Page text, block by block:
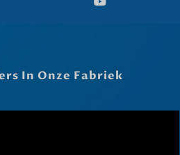
In Onze Fabriek
Ελληνικά